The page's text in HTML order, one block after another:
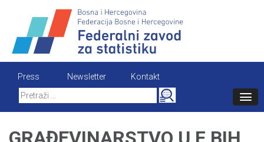
content
Press Newsletter
Kontakt
Search
for: